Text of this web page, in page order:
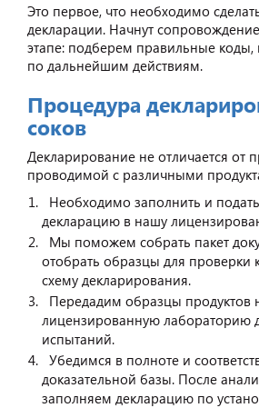
Это первое, что необходимо
декларации. Начнут
этапе: подберем правильные коды,
по дальнейшим действиям.
Процедура
соков
Декларирование не отличается от
проводимой с различными
Необходимо заполнить и
декларацию в нашу
Мы поможем собрать пакет
отобрать образцы для проверки
схему декларирования.
Передадим образцы продуктов
лицензированную лабораторию
испытаний.
Убедимся в полноте и
доказательной базы. После
заполняем декларацию по